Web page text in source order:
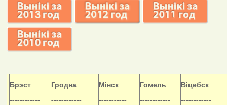
Брэст
------------
Гродна
------------
Мінск
-----------
Гомель
------------
Віцебск
------------